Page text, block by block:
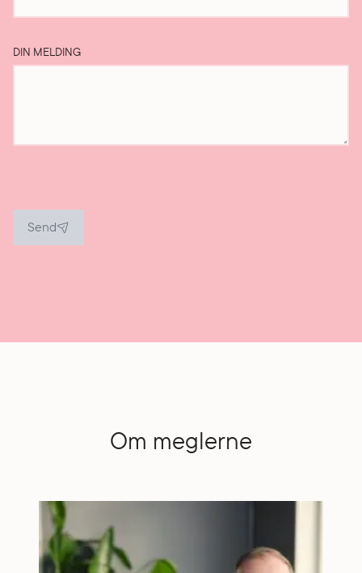
DIN MELDING
Send
Om meglerne